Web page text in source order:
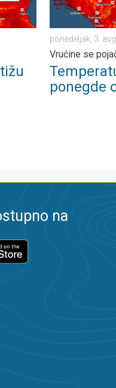
ponedeljak, 3.
Vrućine se
ponegde
na